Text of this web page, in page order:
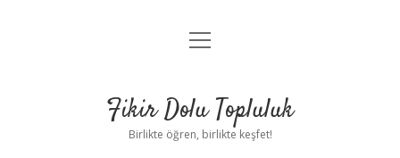
Anasayfa
Yasal Uyarı
menüyü
Fikir Dolu Topluluk
Birlikte öğren, birlikte keşfet!